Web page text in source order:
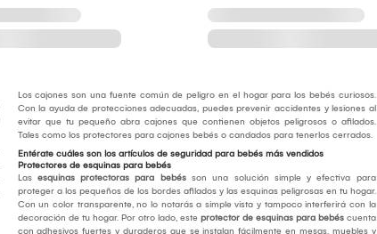
Los cajones son una fuente común de peligro en el hogar para los bebés curiosos.
Con la ayuda de protecciones adecuadas, puedes prevenir accidentes y lesiones al
evitar que tu pequeño abra cajones que contienen objetos peligrosos o afilados.
Tales como los protectores para cajones bebés o candados para tenerlos cerrados.
Entérate cuáles son los artículos de seguridad para bebés más vendidos
Protectores de esquinas para bebés
Las esquinas protectoras para bebésson una solución simple y efectiva para
proteger a los pequeños de los bordes afilados y las esquinas peligrosas en tu hogar.
Con un color transparente, no lo notarás a simple vista y tampoco interferirá con la
decoración de tu hogar. Por otro lado, este protector de esquinas para bebéscuenta
con adhesivos fuertes y duraderos que se instalan fácilmente en mesas, muebles y